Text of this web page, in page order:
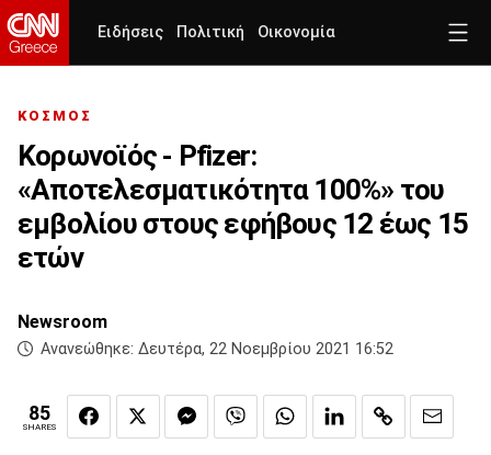
Ειδήσεις Πολιτική Οικονομία
ΚΟΣΜΟΣ
Κορωνοϊός - Pfizer:
«Αποτελεσματικότητα 100%» του
εμβολίου στους εφήβους 12 έως 15
ετών
Newsroom
Ανανεώθηκε: Δευτέρα, 22 Νοεμβρίου 2021 16:52
85
SHARES